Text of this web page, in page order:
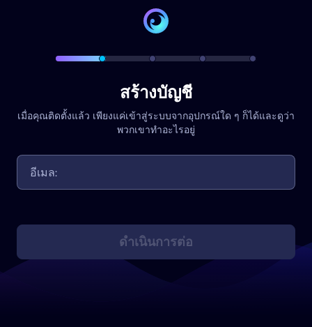
สร้างบัญชี
เมื่อคุณติดตั้งแล้ว เพียงแค่เข้าสู่ระบบจากอุปกรณ์ใด ๆ ก็ได้และดูว่า
พวกเขาทำอะไรอยู่
ดำเนินการต่อ